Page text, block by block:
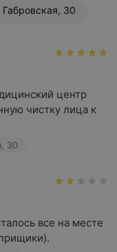
30
центр
чистку лица к
30
все на месте